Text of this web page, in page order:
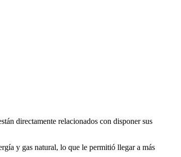
directamente relacionados con disponer sus
y gas natural, lo que le permitió llegar a más